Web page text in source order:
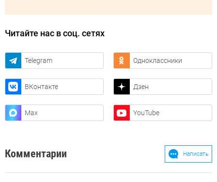
Читайте нас в соц. сетях
Telegram Одноклассники
ВКонтакте Дзен
Max YouTube
Комментарии Написать